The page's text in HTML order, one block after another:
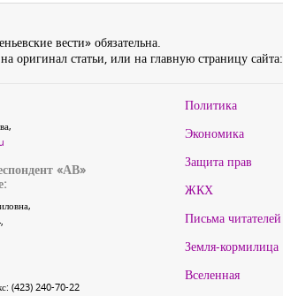
вести» обязательна.
оригинал статьи, или на главную страницу сайта:
«АВ»
(423) 240-70-22
Политика
Экономика
Защита прав
ЖКХ
Письма читателей
Земля-кормилица
Вселенная